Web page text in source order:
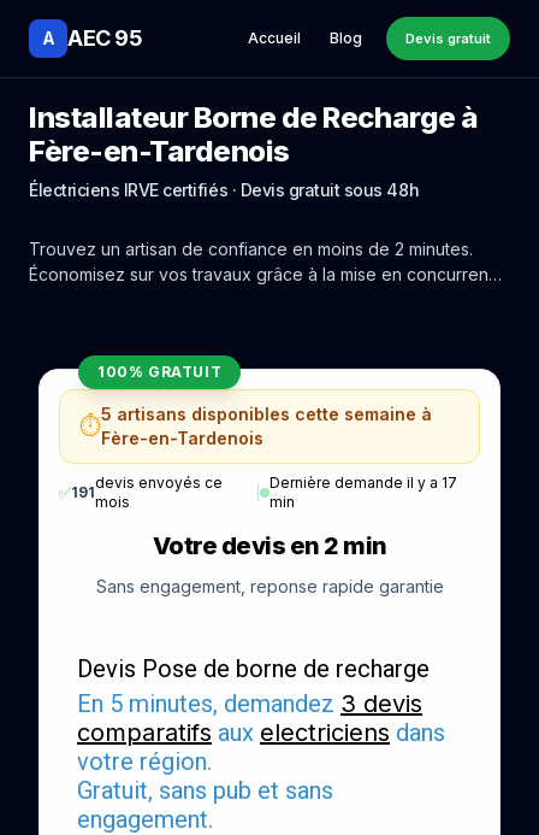
A AEC 95 Accueil Blog Devis gratuit
Installateur Borne de Recharge à
Fère-en-Tardenois
Électriciens IRVE certifiés · Devis gratuit sous 48h
Trouvez un artisan de confiance en moins de 2 minutes.
Économisez sur vos travaux grâce à la mise en concurrence
100% GRATUIT
⏱️5 artisans disponibles cette semaine à
Fère-en-Tardenois
✅191
devis envoyés ce
mois
|
Dernière demande il y a 17
min
Votre devis en 2 min
Sans engagement, reponse rapide garantie
Devis Pose de borne de recharge
En 5 minutes, demandez 3 devis
comparatifs aux electriciens dans
votre région.
Gratuit, sans pub et sans
engagement.